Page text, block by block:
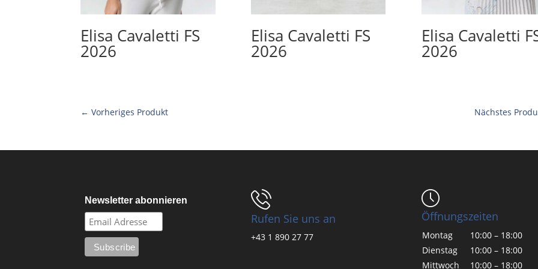
Elisa Cavaletti FS
2026
Elisa Cavaletti FS
2026
Elisa Cavaletti
2026
← Vorheriges Produkt Nächstes
Newsletter abonnieren
Rufen Sie uns an
+43 1 890 27 77
Öffnungszeiten
Montag
10:00 – 18:00
Dienstag
10:00 – 18:00
Mittwoch
10:00 – 18:00